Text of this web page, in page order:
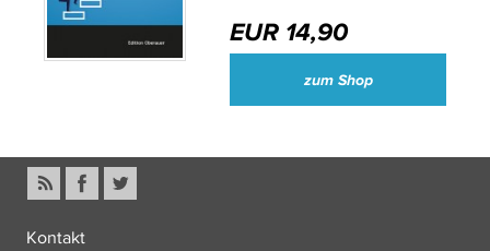
EUR 14,90
zum Shop
Kontakt